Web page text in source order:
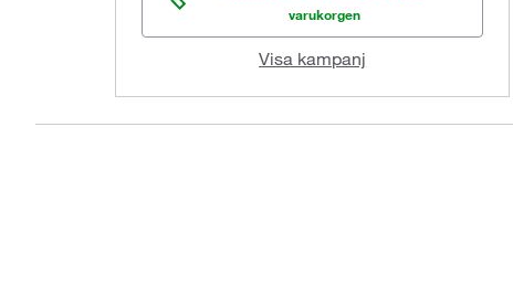
varukorgen
Visa kampanj